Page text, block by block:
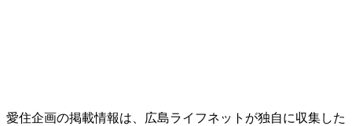
愛住企画の掲載情報は、広島ライフネットが独自に収集した